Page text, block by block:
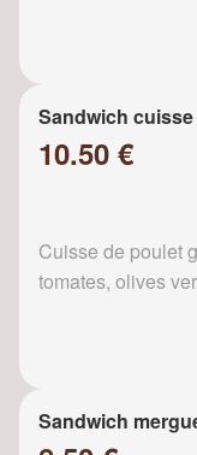
Sandwich
10.50 €
Cuisse de poulet
tomates, olives
Sandwich